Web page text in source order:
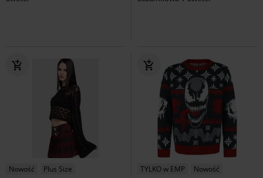
Nowość Plus Size TYLKO w EMP Nowość